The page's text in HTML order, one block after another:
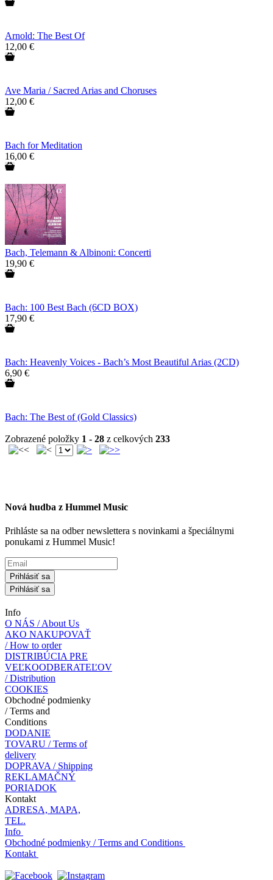
Arnold: The Best Of
12,00 €
Ave Maria / Sacred Arias and Choruses
12,00 €
Bach for Meditation
16,00 €
Bach, Telemann & Albinoni: Concerti
19,90 €
Bach: 100 Best Bach (6CD BOX)
17,90 €
Bach: Heavenly Voices - Bach’s Most Beautiful Arias (2CD)
6,90 €
Bach: The Best of (Gold Classics)
Zobrazené položky 1 - 28 z celkových 233
Nová hudba z Hummel Music
Prihláste sa na odber newslettera s novinkami a špeciálnymi
ponukami z Hummel Music!
Prihlásiť sa
Prihlásiť sa
Info
O NÁS / About Us
AKO NAKUPOVAŤ
/ How to order
DISTRIBÚCIA PRE
VEĽKOODBERATEĽOV
/ Distribution
COOKIES
Obchodné podmienky
/ Terms and
Conditions
DODANIE
TOVARU / Terms of
delivery
DOPRAVA / Shipping
REKLAMAČNÝ
PORIADOK
Kontakt
ADRESA, MAPA,
TEL.
Info
Obchodné podmienky / Terms and Conditions
Kontakt